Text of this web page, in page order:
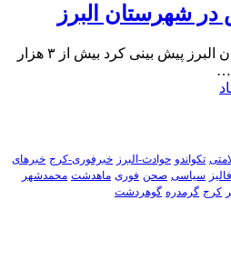
در شهرستان البرز
مدیر جهاد کشاورزی شهرستان البرز پیش بینی کرد بیش از ۳ هزار
تکواندو حوادث-البرز خبرفوری-کرج خبرهای
سیاسی صحن فوری ماهدشت محمدشهر
کرج گرمدره گوهردشت